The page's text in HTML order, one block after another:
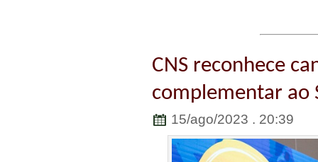
CNS reconhece
complementar ao
15/ago/2023 . 20:39